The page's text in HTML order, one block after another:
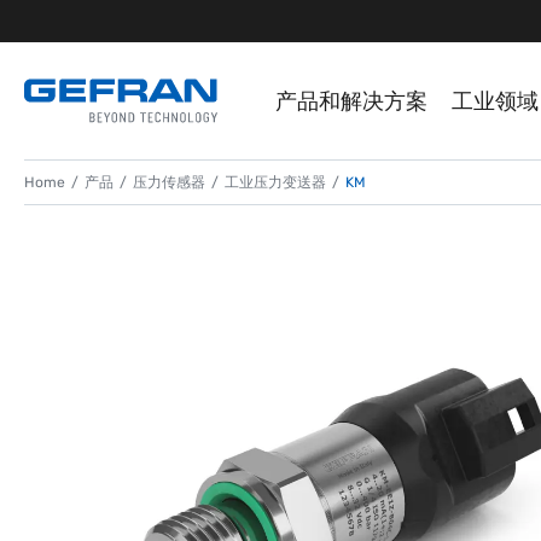
产品和解决方案 工业领域
Home 产品 压力传感器 工业压力变送器 KM